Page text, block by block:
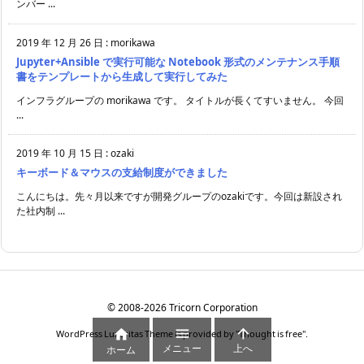
ンバー ...
2019 年 12 月 26 日 : morikawa
Jupyter+Ansible で実行可能な Notebook 形式のメンテナンス手順
書をテンプレートから生成して実行してみた
インフラグループの morikawa です。 タイトルが長くてすいません。 今回
...
2019 年 10 月 15 日 :ozaki
キーボード＆マウスの支給制度ができました
こんにちは。先々月以来ですが開発グループのozakiです。今回は新設され
た社内制 ...
©2008-2026Tricorn Corporation
WordPress Luxeritas Theme is provided by "Thought is free".

ホーム

メニュー

上へ